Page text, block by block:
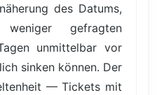
des Datums,
gefragten
unmittelbar vor
sinken können. Der
— Tickets mit